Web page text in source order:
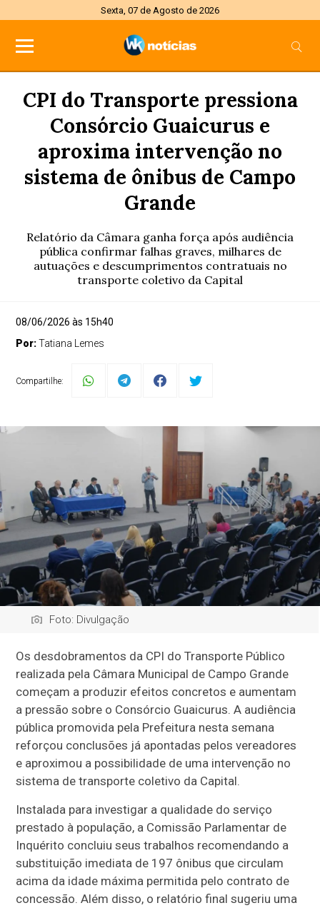
Sexta, 07 de Agosto de 2026
CPI do Transporte pressiona
Consórcio Guaicurus e
aproxima intervenção no
sistema de ônibus de Campo
Grande
Relatório da Câmara ganha força após audiência
pública confirmar falhas graves, milhares de
autuações e descumprimentos contratuais no
transporte coletivo da Capital
08/06/2026 às 15h40
Por:Tatiana Lemes
Compartilhe:
Foto: Divulgação
Os desdobramentos da CPI do Transporte Público
realizada pela Câmara Municipal de Campo Grande
começam a produzir efeitos concretos e aumentam
a pressão sobre o Consórcio Guaicurus. A audiência
pública promovida pela Prefeitura nesta semana
reforçou conclusões já apontadas pelos vereadores
e aproximou a possibilidade de uma intervenção no
sistema de transporte coletivo da Capital.
Instalada para investigar a qualidade do serviço
prestado à população, a Comissão Parlamentar de
Inquérito concluiu seus trabalhos recomendando a
substituição imediata de 197 ônibus que circulam
acima da idade máxima permitida pelo contrato de
concessão. Além disso, o relatório final sugeriu uma